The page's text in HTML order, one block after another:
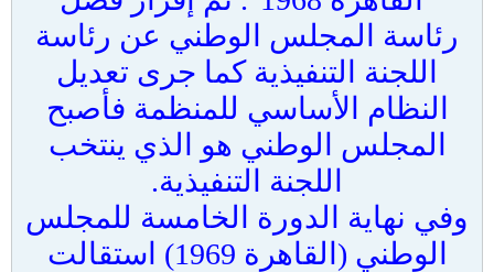
رئاسة المجلس الوطني عن رئاسة
اللجنة التنفيذية كما جرى تعديل
النظام الأساسي للمنظمة فأصبح
المجلس الوطني هو الذي ينتخب
اللجنة التنفيذية.
وفي نهاية الدورة الخامسة للمجلس
الوطني (القاهرة 1969) استقالت